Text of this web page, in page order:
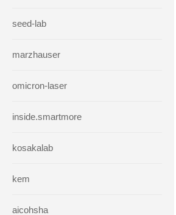
seed-lab
marzhauser
omicron-laser
inside.smartmore
kosakalab
kem
aicohsha